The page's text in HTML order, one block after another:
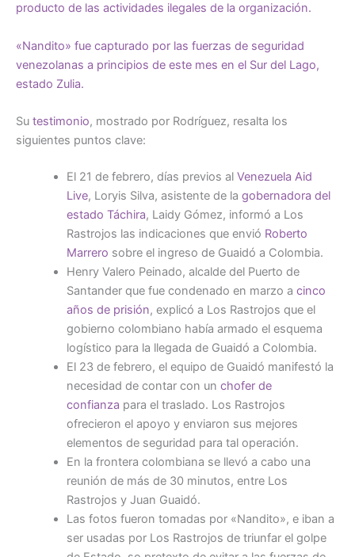
producto de las actividades ilegales de la organización.
«Nandito» fue capturado por las fuerzas de seguridad
venezolanas a principios de este mes en el Sur del Lago,
estado Zulia.
Su testimonio, mostrado por Rodríguez, resalta los
siguientes puntos clave:
El 21 de febrero, días previos al Venezuela Aid
Live, Loryis Silva, asistente de la gobernadora del
estado Táchira, Laidy Gómez, informó a Los
Rastrojos las indicaciones que envió Roberto
Marrero sobre el ingreso de Guaidó a Colombia.
Henry Valero Peinado, alcalde del Puerto de
Santander que fue condenado en marzo a cinco
años de prisión, explicó a Los Rastrojos que el
gobierno colombiano había armado el esquema
logístico para la llegada de Guaidó a Colombia.
El 23 de febrero, el equipo de Guaidó manifestó la
necesidad de contar con un chofer de
confianza para el traslado. Los Rastrojos
ofrecieron el apoyo y enviaron sus mejores
elementos de seguridad para tal operación.
En la frontera colombiana se llevó a cabo una
reunión de más de 30 minutos, entre Los
Rastrojos y Juan Guaidó.
Las fotos fueron tomadas por «Nandito», e iban a
ser usadas por Los Rastrojos de triunfar el golpe